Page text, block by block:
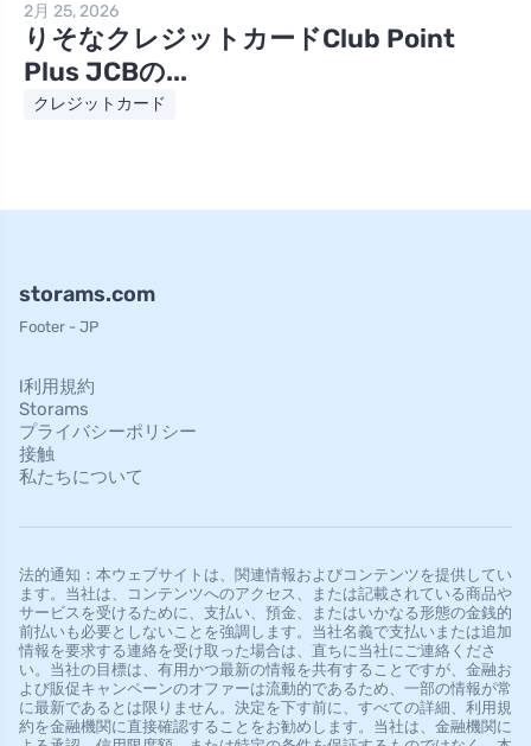
2月 25, 2026
りそなクレジットカードClub Point
Plus JCBの...
クレジットカード
storams.com
Footer - JP
l利用規約
Storams
プライバシーポリシー
接触
私たちについて
法的通知：本ウェブサイトは、関連情報およびコンテンツを提供してい
ます。当社は、コンテンツへのアクセス、または記載されている商品や
サービスを受けるために、支払い、預金、またはいかなる形態の金銭的
前払いも必要としないことを強調します。当社名義で支払いまたは追加
情報を要求する連絡を受け取った場合は、直ちに当社にご連絡くださ
い。当社の目標は、有用かつ最新の情報を共有することですが、金融お
よび販促キャンペーンのオファーは流動的であるため、一部の情報が常
に最新であるとは限りません。決定を下す前に、すべての詳細、利用規
約を金融機関に直接確認することをお勧めします。当社は、金融機関に